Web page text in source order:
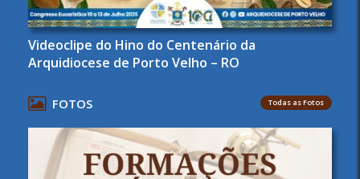
Videoclipe do Hino do Centenário da
Arquidiocese de Porto Velho – RO
FOTOS Todas as Fotos